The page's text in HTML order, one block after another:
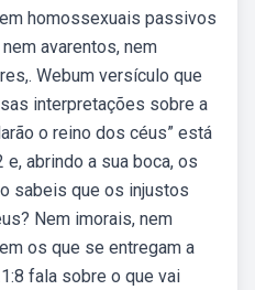
homossexuais passivos
avarentos, nem
Webum versículo que
interpretações sobre a
o reino dos céus” está
abrindo a sua boca, os
sabeis que os injustos
Nem imorais, nem
os que se entregam a
fala sobre o que vai